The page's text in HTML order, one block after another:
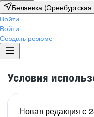
Беляевка (Оренбургская
Войти
Войти
Создать резюме
Условия
Новая редакция с